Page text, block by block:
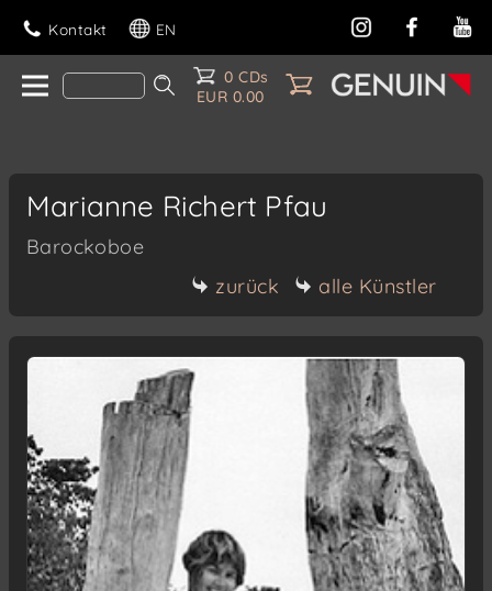
Kontakt EN
0 CDs
EUR 0.00
Marianne Richert Pfau
Barockoboe
zurück
alle Künstler